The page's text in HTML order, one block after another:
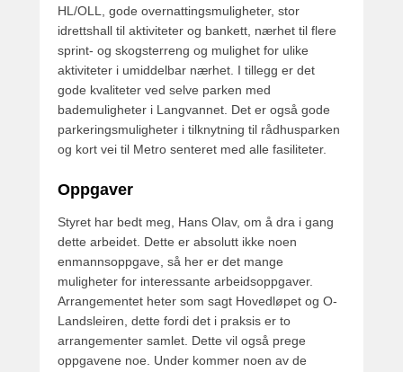
HL/OLL, gode overnattingsmuligheter, stor
idrettshall til aktiviteter og bankett, nærhet til flere
sprint- og skogsterreng og mulighet for ulike
aktiviteter i umiddelbar nærhet. I tillegg er det
gode kvaliteter ved selve parken med
bademuligheter i Langvannet. Det er også gode
parkeringsmuligheter i tilknytning til rådhusparken
og kort vei til Metro senteret med alle fasiliteter.
Oppgaver
Styret har bedt meg, Hans Olav, om å dra i gang
dette arbeidet. Dette er absolutt ikke noen
enmannsoppgave, så her er det mange
muligheter for interessante arbeidsoppgaver.
Arrangementet heter som sagt Hovedløpet og O-
Landsleiren, dette fordi det i praksis er to
arrangementer samlet. Dette vil også prege
oppgavene noe. Under kommer noen av de